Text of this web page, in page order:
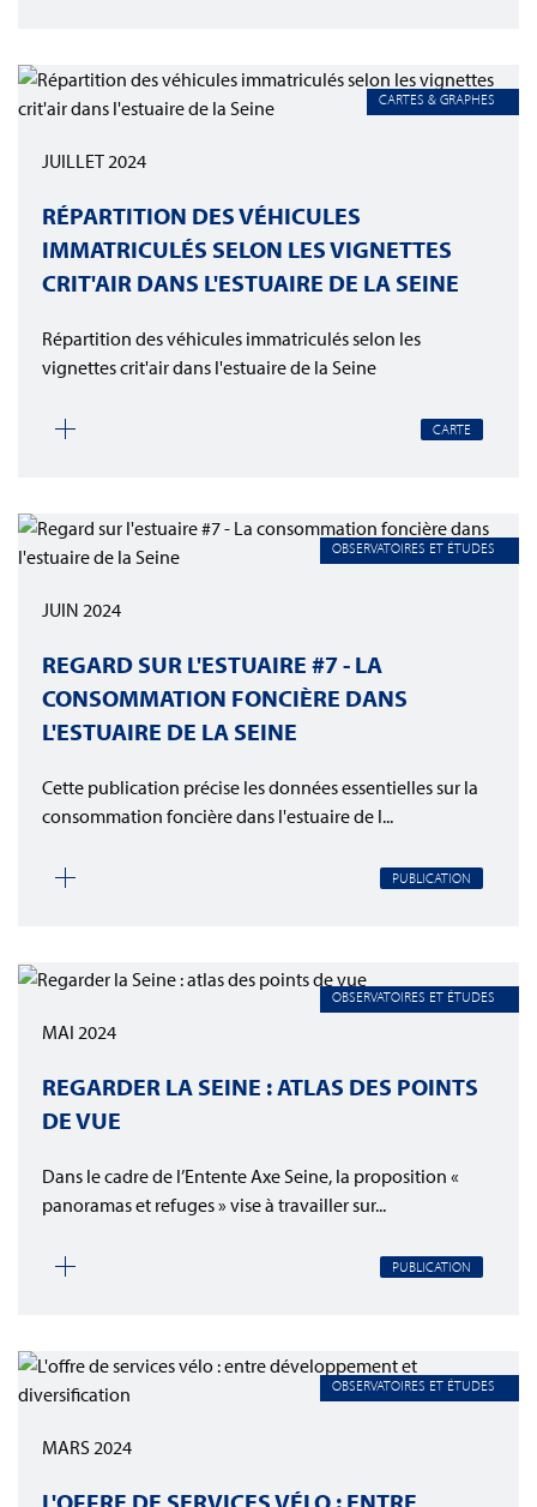
CARTES & GRAPHES
JUILLET 2024
RÉPARTITION DES VÉHICULES
IMMATRICULÉS SELON LES VIGNETTES
CRIT'AIR DANS L'ESTUAIRE DE LA SEINE
Répartition des véhicules immatriculés selon les
vignettes crit'air dans l'estuaire de la Seine
CARTE
OBSERVATOIRES ET ÉTUDES
JUIN 2024
REGARD SUR L'ESTUAIRE #7 - LA
CONSOMMATION FONCIÈRE DANS
L'ESTUAIRE DE LA SEINE
Cette publication précise les données essentielles sur la
consommation foncière dans l'estuaire de l...
PUBLICATION
OBSERVATOIRES ET ÉTUDES
MAI 2024
REGARDER LA SEINE : ATLAS DES POINTS
DE VUE
Dans le cadre de l’Entente Axe Seine, la proposition «
panoramas et refuges » vise à travailler sur...
PUBLICATION
OBSERVATOIRES ET ÉTUDES
MARS 2024